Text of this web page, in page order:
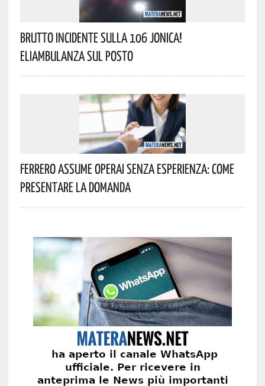
Brutto Incidente Sulla 106 Jonica!
Eliambulanza Sul Posto
Ferrero Assume Operai Senza Esperienza: Come
Presentare La Domanda